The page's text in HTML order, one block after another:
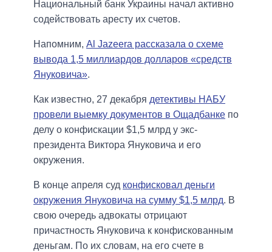
Национальный банк Украины начал активно
содействовать аресту их счетов.
Напомним, Al Jazeera рассказала о схеме
вывода 1,5 миллиардов долларов «средств
Януковича».
Как известно, 27 декабря детективы НАБУ
провели выемку документов в Ощадбанке по
делу о конфискации $1,5 млрд у экс-
президента Виктора Януковича и его
окружения.
В конце апреля суд конфисковал деньги
окружения Януковича на сумму $1,5 млрд. В
свою очередь адвокаты отрицают
причастность Януковича к конфискованным
деньгам. По их словам, на его счете в